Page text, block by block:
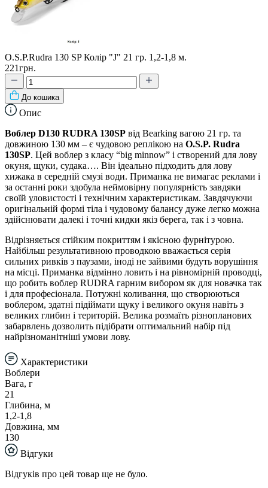
O.S.P.Rudra 130 SP Колір "J" 21 гр. 1,2-1,8 м.
221грн.
До кошика
Опис
Воблер D130 RUDRA 130SP від Bearking вагою 21 гр. та
довжиною 130 мм – є чудовою реплікою на O.S.P. Rudra
130SP. Цей воблер з класу “big minnow” і створений для лову
окуня, щуки, судака…. Він ідеально підходить для лову
хижака в середній смузі води. Приманка не вимагає реклами і
за останні роки здобула неймовірну популярність завдяки
своїй уловистості і технічним характеристикам. Завдячуючи
оригінальній формі тіла і чудовому балансу дуже легко можна
здійснювати далекі і точні кидки якіз берега, так і з човна.
Відрізняється стійким покриттям і якісною фурнітурою.
Найбільш результативною проводкою вважається серія
сильних ривків з паузами, іноді не зайвими будуть ворушіння
на місці. Приманка відмінно ловить і на рівномірній проводці,
що робить воблер RUDRA гарним вибором як для новачка так
і для професіонала. Потужні коливання, що створюються
воблером, здатні підіймати щуку і великого окуня навіть з
великих глибин і територій. Велика розмаїть різнопланових
забарвлень дозволить підібрати оптимальний набір під
найрізноманітніші умови лову.
Характеристики
Воблери
Вага, г
21
Глибина, м
1,2-1,8
Довжина, мм
130
Відгуки
Відгуків про цей товар ще не було.